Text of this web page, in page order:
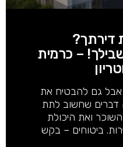
דירתך?
– כרמית
אבל גם להבטיח את
דברים שחשוב לתת
ואת היכולת
ביטוחים – בקש